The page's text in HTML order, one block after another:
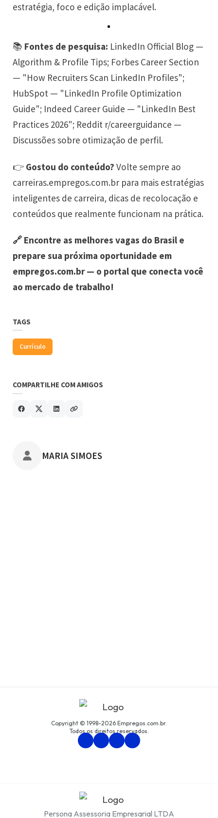
estratégia, foco e edição implacável.
📚 Fontes de pesquisa: LinkedIn Official Blog —
Algorithm & Profile Tips; Forbes Career Section
— "How Recruiters Scan LinkedIn Profiles";
HubSpot — "LinkedIn Profile Optimization
Guide"; Indeed Career Guide — "LinkedIn Best
Practices 2026"; Reddit r/careerguidance —
Discussões sobre otimização de perfil.
👉 Gostou do conteúdo? Volte sempre ao
carreiras.empregos.com.br para mais estratégias
inteligentes de carreira, dicas de recolocação e
conteúdos que realmente funcionam na prática.
🔗 Encontre as melhores vagas do Brasil e
prepare sua próxima oportunidade em
empregos.com.br— o portal que conecta você
ao mercado de trabalho!
TAGS
Currículo
COMPARTILHE COM AMIGOS
POSTADO POR
MARIA SIMOES
Copyright © 1998-2026 Empregos.com.br.
Todos os direitos reservados.
Persona Assessoria Empresarial LTDA